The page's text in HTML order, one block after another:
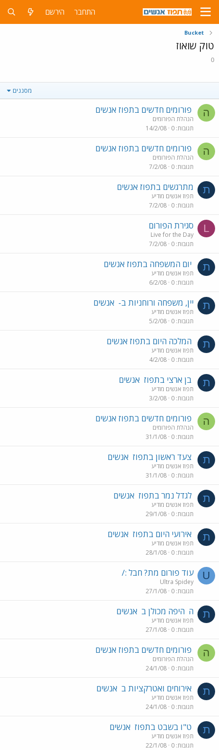
התחבר הירשם
Bucket
טוק שואוז
0
מסננים
ה פורומים חדשים בתפוז אנשים
הנהלת הפורומים
תגובות 0
14/2/08
ה פורומים חדשים בתפוז אנשים
הנהלת הפורומים
תגובות 0
7/2/08
ת מתרגשים בתפוז אנשים
תפוז אנשים מודיע
תגובות 0
7/2/08
L סגירת הפורום
Live for the Day
תגובות 0
7/2/08
ת יום המשפחה בתפוז אנשים
תפוז אנשים מודיע
תגובות 0
6/2/08
ת יין, משפחה ורוחניות ב- אנשים
תפוז אנשים מודיע
תגובות 0
5/2/08
ת המלכה היום בתפוז אנשים
תפוז אנשים מודיע
תגובות 0
4/2/08
ת בן ארצי בתפוז אנשים
תפוז אנשים מודיע
תגובות 0
3/2/08
ה פורומים חדשים בתפוז אנשים
הנהלת הפורומים
תגובות 0
31/1/08
ת צעד ראשון בתפוז אנשים
תפוז אנשים מודיע
תגובות 0
31/1/08
ת לגדל נמר בתפוז אנשים
תפוז אנשים מודיע
תגובות 0
29/1/08
ת אירועי היום בתפוז אנשים
תפוז אנשים מודיע
תגובות 0
28/1/08
U עוד פורום מת? חבל :/
Ultra Spidey
תגובות 0
27/1/08
ת ה היפה מכולן ב אנשים
תפוז אנשים מודיע
תגובות 0
27/1/08
ה פורומים חדשים בתפוז אנשים
הנהלת הפורומים
תגובות 0
24/1/08
ת אירוחים ואטרקציות ב אנשים
תפוז אנשים מודיע
תגובות 0
24/1/08
ת ט"ו בשבט בתפוז אנשים
תפוז אנשים מודיע
תגובות 0
22/1/08